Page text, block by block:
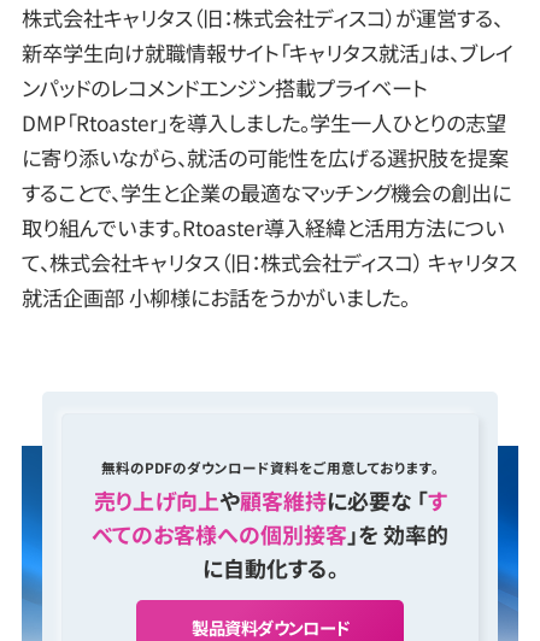
株式会社キャリタス（旧：株式会社ディスコ）が運営する、
新卒学生向け就職情報サイト「キャリタス就活」は、ブレイ
ンパッドのレコメンドエンジン搭載プライベート
DMP「Rtoaster」を導入しました。学生一人ひとりの志望
に寄り添いながら、就活の可能性を広げる選択肢を提案
することで、学生と企業の最適なマッチング機会の創出に
取り組んでいます。Rtoaster導入経緯と活用方法につい
て、株式会社キャリタス（旧：株式会社ディスコ） キャリタス
就活企画部 小柳様にお話をうかがいました。
無料のPDFのダウンロード資料をご用意しております。
売り上げ向上や顧客維持に必要な 「す
べてのお客様への個別接客」を 効率的
に自動化する。
製品資料ダウンロード